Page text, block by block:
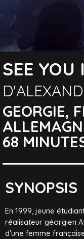
SEE YOU
GEORGIE,
68
SYNOPSIS
En 1999, jeune
réalisateur géorgien
d’une femme